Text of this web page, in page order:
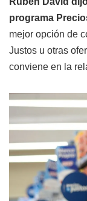
programa
mejor opción de
Justos u otras
conviene en la